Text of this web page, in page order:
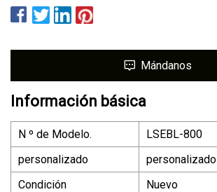
Mándanos
Información básica
N º de Modelo.
LSEBL-800
personalizado
personalizado
Condición
Nuevo